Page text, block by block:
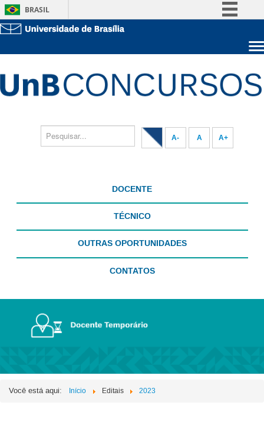
BRASIL
Acesso à informação
Unidades acadêmicas
Estude na UnB
Graduação
Servidor
A- A A+
DOCENTE
TÉCNICO
OUTRAS OPORTUNIDADES
CONTATOS
Você está aqui: Início Editais 2023